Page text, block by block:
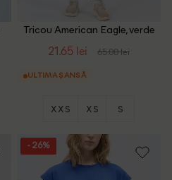
Tricou American Eagle, verde
21.65 lei 65.00 lei
ULTIMA ȘANSĂ
XXS XS S
- 26%